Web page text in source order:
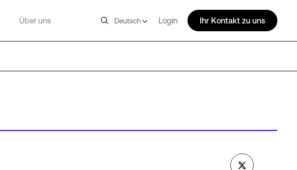
Über uns Deutsch Login Ihr Kontakt zu uns